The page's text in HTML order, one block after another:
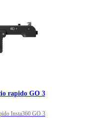
rapido GO 3
Insta360 GO 3